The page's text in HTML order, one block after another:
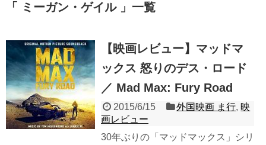
ミーガン・ゲイル 一覧
【映画レビュー】マッドマ
ックス 怒りのデス・ロード
／ Mad Max: Fury Road
2015/6/15 外国映画 ま行, 映
画レビュー
30︎年ぶりの「マッドマックス」シリ